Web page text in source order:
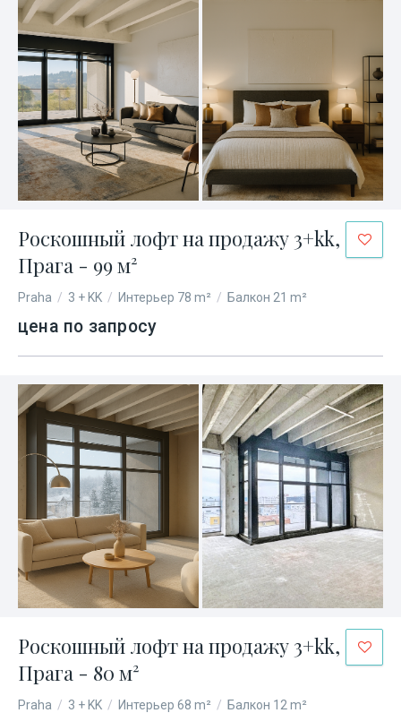
Роскошный лофт на продажу 3+kk,
Прага - 99 м²
Praha / 3 + KK / Интерьер 78 m² / Балкон 21 m²
цена по запросу
Роскошный лофт на продажу 3+kk,
Прага - 80 м²
Praha / 3 + KK / Интерьер 68 m² / Балкон 12 m²